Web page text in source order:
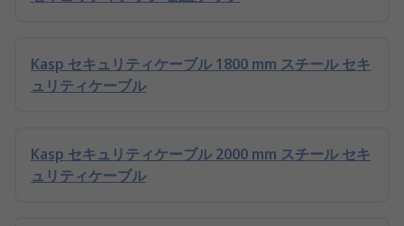
Kasp セキュリティケーブル 1800 mm スチール セキ
ュリティケーブル
Kasp セキュリティケーブル 2000 mm スチール セキ
ュリティケーブル